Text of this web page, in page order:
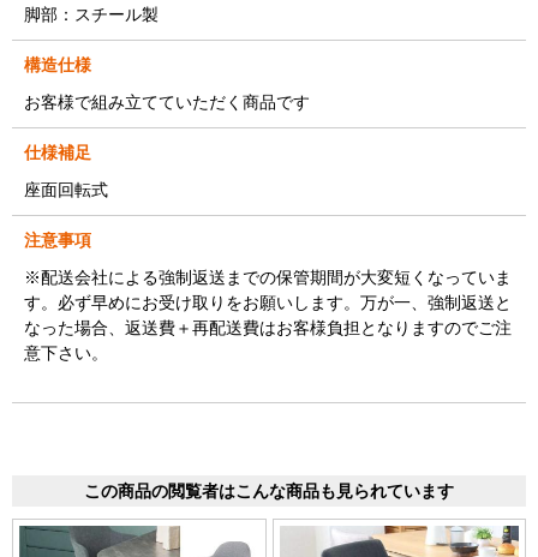
脚部：スチール製
構造仕様
お客様で組み立てていただく商品です
仕様補足
座面回転式
注意事項
※配送会社による強制返送までの保管期間が大変短くなっていま
す。必ず早めにお受け取りをお願いします。万が一、強制返送と
なった場合、返送費＋再配送費はお客様負担となりますのでご注
意下さい。
この商品の閲覧者はこんな商品も見られています